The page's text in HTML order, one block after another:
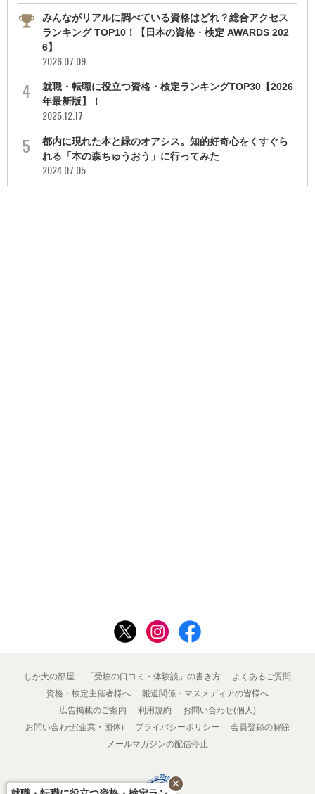
みんながリアルに調べている資格はどれ？総合アクセス
ランキング TOP10！【日本の資格・検定 AWARDS 202
6】
2026.07.09
就職・転職に役立つ資格・検定ランキングTOP30【2026
年最新版】！
2025.12.17
都内に現れた本と緑のオアシス。知的好奇心をくすぐら
れる「本の森ちゅうおう」に行ってみた
2024.07.05
しか犬の部屋 「受験の口コミ・体験談」の書き方
よくあるご質問
資格・検定主催者様へ
報道関係・マスメディアの皆様へ
広告掲載のご案内
利用規約
お問い合わせ(個人)
お問い合わせ(企業・団体)
プライバシーポリシー
会員登録の解除
メールマガジンの配信停止
close